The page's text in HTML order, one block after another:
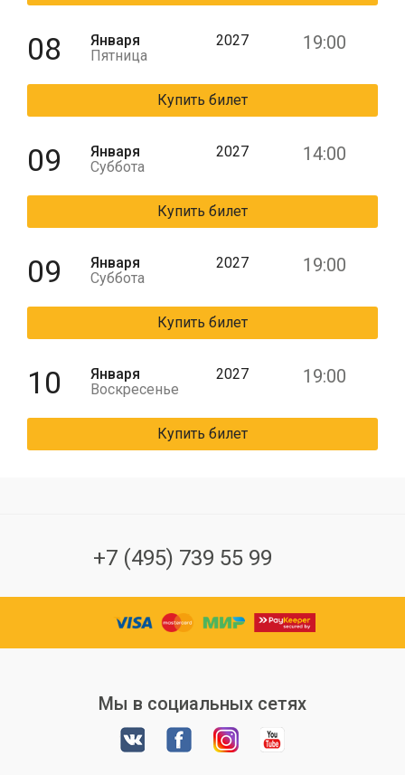
08
Января
Пятница
2027 19:00
Купить билет
09
Января
Суббота
2027 14:00
Купить билет
09
Января
Суббота
2027 19:00
Купить билет
10
Января
Воскресенье
2027 19:00
Купить билет
+7 (495) 739 55 99
Мы в социальных сетях